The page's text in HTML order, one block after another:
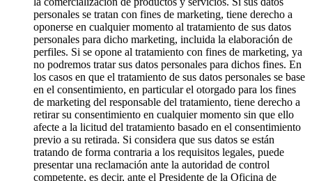
personales se tratan con fines de marketing, tiene derecho a
oponerse en cualquier momento al tratamiento de sus datos
personales para dicho marketing, incluida la elaboración de
perfiles. Si se opone al tratamiento con fines de marketing, ya
no podremos tratar sus datos personales para dichos fines. En
los casos en que el tratamiento de sus datos personales se base
en el consentimiento, en particular el otorgado para los fines
de marketing del responsable del tratamiento, tiene derecho a
retirar su consentimiento en cualquier momento sin que ello
afecte a la licitud del tratamiento basado en el consentimiento
previo a su retirada. Si considera que sus datos se están
tratando de forma contraria a los requisitos legales, puede
presentar una reclamación ante la autoridad de control
competente, es decir, ante el Presidente de la Oficina de